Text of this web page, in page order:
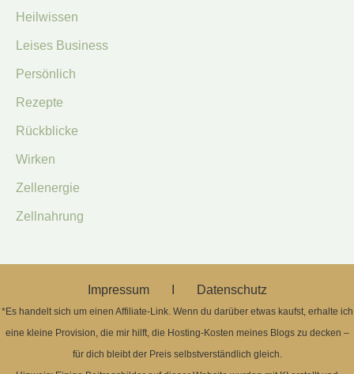
Heilwissen
Leises Business
Persönlich
Rezepte
Rückblicke
Wirken
Zellenergie
Zellnahrung
Impressum Ι Datenschutz
*Es handelt sich um einen Affiliate-Link. Wenn du darüber etwas kaufst, erhalte ich
eine kleine Provision, die mir hilft, die Hosting-Kosten meines Blogs zu decken –
für dich bleibt der Preis selbstverständlich gleich.